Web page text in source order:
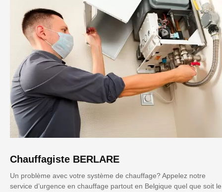
Chauffagiste BERLARE
Un problème avec votre système de chauffage? Appelez notre
service d’urgence en chauffage partout en Belgique quel que soit le